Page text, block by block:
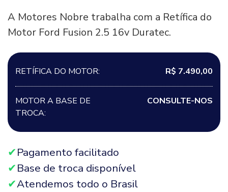
A Motores Nobre trabalha com a Retífica do
Motor Ford Fusion 2.5 16v Duratec.
RETÍFICA DO MOTOR: R$ 7.490,00
MOTOR A BASE DE
TROCA:
CONSULTE-NOS
Pagamento facilitado
Base de troca disponível
Atendemos todo o Brasil